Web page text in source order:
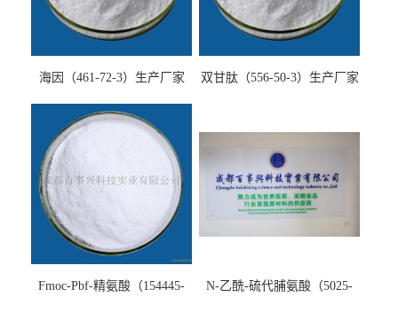
海因（461-72-3）生产厂家 双甘肽（556-50-3）生产厂家
Fmoc-Pbf-精氨酸（154445-
N-乙酰-硫代脯氨酸（5025-